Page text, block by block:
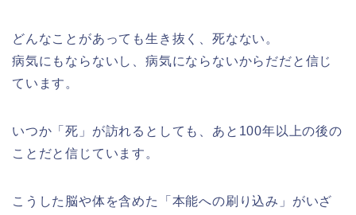
どんなことがあっても生き抜く、死なない。
病気にもならないし、病気にならないからだだと信じ
ています。
いつか「死」が訪れるとしても、あと100年以上の後の
ことだと信じています。
こうした脳や体を含めた「本能への刷り込み」がいざ